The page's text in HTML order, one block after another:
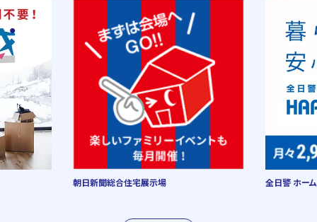
朝日新聞総合住宅展示場 全日警 ホー